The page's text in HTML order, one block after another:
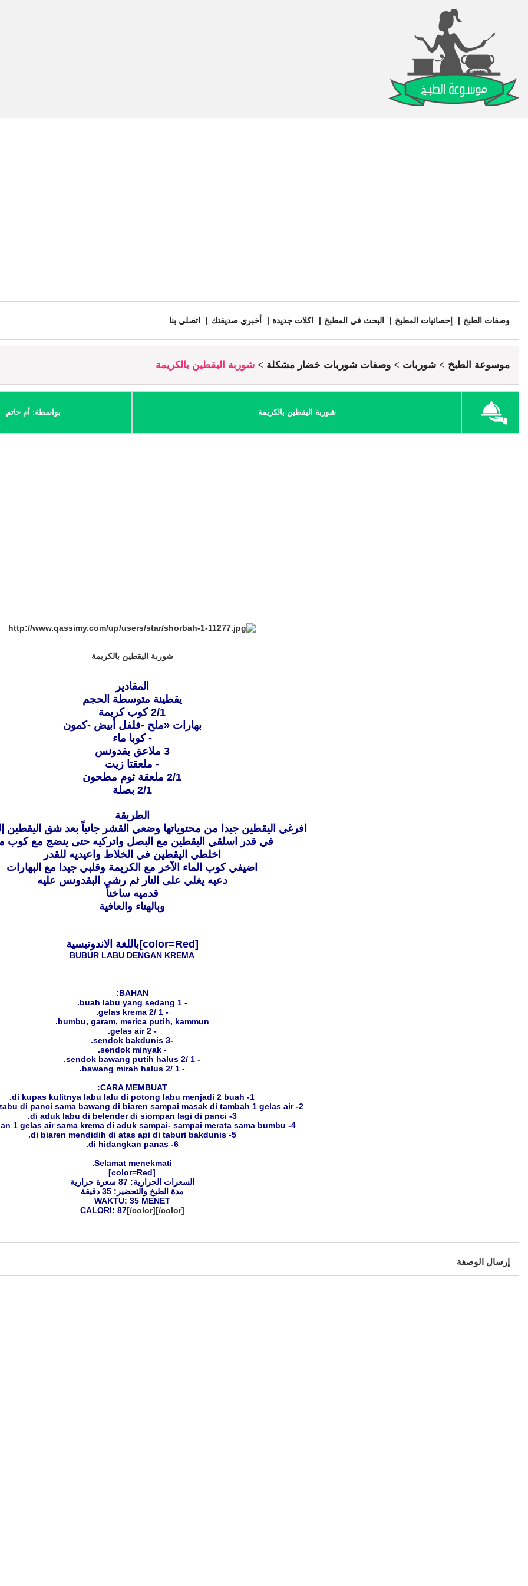
وصفات الطبخ إحصائيات المطبخ البحث في المطبخ اكلات جديدة أخبري صديقتك اتصلي بنا
موسوعة الطبخ شوربات وصفات شوربات خضار مشكلة شوربة اليقطين بالكريمة
شوربة اليقطين بالكريمة بواسطة: أم حاتم
شوربة اليقطين بالكريمة
المقادير
يقطينة متوسطة الحجم
2/1 كوب كريمة
بهارات «ملح -فلفل أبيض -كمون
- كوبا ماء
3 ملاعق بقدونس
- ملعقتا زيت
2/1 ملعقة ثوم مطحون
2/1 بصلة
الطريقة
افرغي اليقطين جيدا من محتوياتها وضعي القشر جانباً بعد شق اليقطين
في قدر اسلقي اليقطين مع البصل واتركيه حتى ينضج مع كوب
اخلطي اليقطين في الخلاط واعيديه للقدر
اضيفي كوب الماء الآخر مع الكريمة وقلبي جيدا مع البهارات
دعيه يغلي على النار ثم رشي البقدونس عليه
قدميه ساخناً
وبالهناء والعافية
[color=Red]باللغة الاندونيسية
BUBUR LABU DENGAN KREMA
BAHAN:
- 1 buah labu yang sedang.
- 1 /2 gelas krema.
bumbu, garam, merica putih, kammun.
- 2 gelas air.
-3 sendok bakdunis.
- sendok minyak.
- 1 /2 sendok bawang putih halus.
- 1 /2 bawang mirah halus.
CARA MEMBUAT:
1- di kupas kulitnya labu lalu di potong labu menjadi 2 buah.
2- di rebus zabu di panci sama bawang di biaren sampai masak di tambah 1 gelas air.
3- di aduk labu di belender di siompan lagi di panci.
4- di simpan 1 gelas air sama krema di aduk sampai- sampai merata sama bumbu.
5- di biaren mendidih di atas api di taburi bakdunis.
6- di hidangkan panas.
Selamat menekmati.
[color=Red]
السعرات الحرارية: 87 سعرة حرارية
مدة الطبخ والتحضير: 35 دقيقة
WAKTU: 35 MENET
CALORI: 87[/color][/color]
إرسال الوصفة